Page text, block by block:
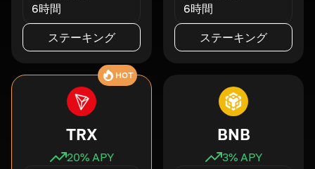
6時間
ステーキング
6時間
ステーキング
HOT
TRX
20% APY
BNB
3% APY